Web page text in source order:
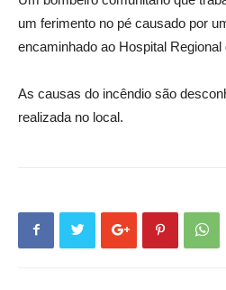
um ferimento no pé causado por
encaminhado ao Hospital
As causas do incêndio são
realizada no local.